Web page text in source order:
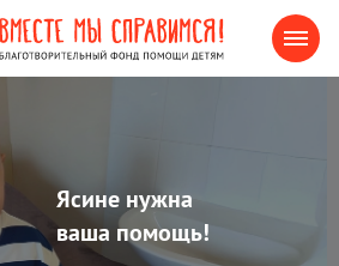
Ясине нужна
ваша помощь!